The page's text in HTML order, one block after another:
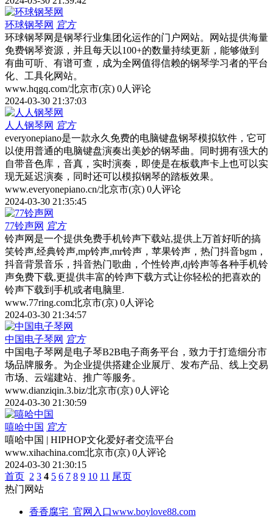
环球钢琴网 官方
环球钢琴网是钢琴行业集团化运作的门户网站。网站提供海量
免费钢琴资源，并且每天以100+的数量持续更新，能够做到
有曲可听、有谱可查，成为全网值得信赖的钢琴学习者的平台
化、工具化网站。
www.hqgq.com/北京市(京) 0人评论
2024-03-30 21:37:03
人人钢琴网 官方
everyonepiano是一款永久免费的电脑键盘钢琴模拟软件，它可
以使用普通的电脑键盘演奏出美妙的钢琴曲。同时拥有强大的
自带音色库，音真，实时演奏，即使是在板载声卡上也可以实
现无延迟演奏，同时还可以模拟钢琴的踏板效果。
www.everyonepiano.cn/北京市(京) 0人评论
2024-03-30 21:35:45
77铃声网 官方
铃声网是一个提供免费手机铃声下载站,提供上万首好听的搞
笑铃声,经典铃声,mp铃声,mr铃声，苹果铃声，热门抖音bgm，
抖音背景音乐，抖音热门歌曲，个性铃声,dj铃声等各种手机铃
声免费下载,更提供丰富的铃声下载方式让你轻松的把喜欢的
铃声下载到手机或者电脑里.
www.77ring.com北京市(京) 0人评论
2024-03-30 21:34:57
中国电子琴网 官方
中国电子琴网是电子琴B2B电子商务平台，致力于打造细分市
场品牌服务。为企业提供搭建企业展厅、发布产品、线上交易
市场、云端建站、推广等服务。
www.dianziqin.3.biz/北京市(京) 0人评论
2024-03-30 21:30:59
嘻哈中国 官方
嘻哈中国 | HIPHOP文化爱好者交流平台
www.xihachina.com北京市(京) 0人评论
2024-03-30 21:30:15
首页 2 3 4 5 6 7 8 9 10 11 尾页
热门网站
香香腐宅_官网入口www.boylove88.com